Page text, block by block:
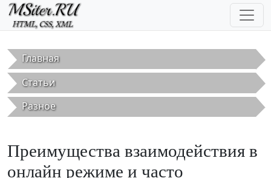
Перейти к основному содержанию
Главная
Статьи
Разное
Преимущества взаимодействия в
онлайн режиме и часто